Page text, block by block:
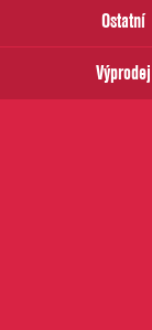
Ostatní
Výprodej